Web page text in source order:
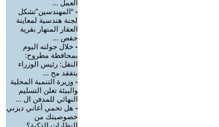
العمل ...
- “المهندسين”تشكل
لجنة هندسية لمعاينة
العقار المنهار بقرية
جفص ...
- خلال جولته اليوم
بمحافظة مطروح:
النقل: رئيس الوزراء
يتفقد مح ...
- وزيرة التنمية المحلية
والبيئة تعلن التسليم
النهائي للمدفن ال ...
- هل تحمي أغاني ديزني
خصوصيتك من
النظارات الذكية؟